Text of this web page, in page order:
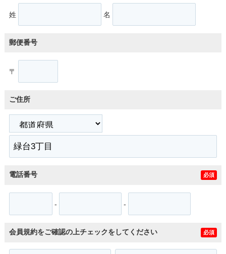
姓 名
郵便番号
〒
ご住所
電話番号 必須
- -
会員規約をご確認の上チェックをしてください 必須